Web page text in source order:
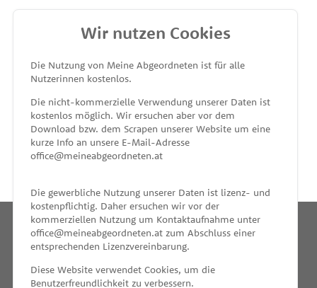
MEINE ABGEORDNETEN
unterstützt von
Wir nutzen Cookies
Die Nutzung von Meine Abgeordneten ist für alle
Nutzerinnen kostenlos.
Die nicht-kommerzielle Verwendung unserer Daten ist
kostenlos möglich. Wir ersuchen aber vor dem
Download bzw. dem Scrapen unserer Website um eine
kurze Info an unsere E-Mail-Adresse
office@meineabgeordneten.at
Die gewerbliche Nutzung unserer Daten ist lizenz- und
kostenpflichtig. Daher ersuchen wir vor der
kommerziellen Nutzung um Kontaktaufnahme unter
office@meineabgeordneten.at zum Abschluss einer
entsprechenden Lizenzvereinbarung.
Diese Website verwendet Cookies, um die
Benutzerfreundlichkeit zu verbessern.